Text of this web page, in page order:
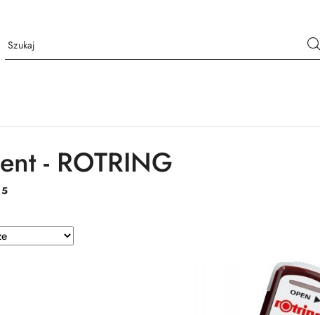
- ROTRING
5